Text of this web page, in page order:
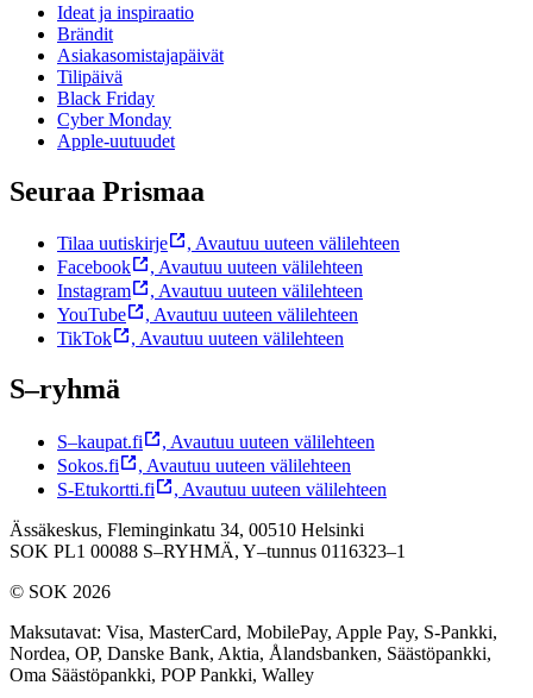
Ideat ja inspiraatio
Brändit
Asiakasomistajapäivät
Tilipäivä
Black Friday
Cyber Monday
Apple-uutuudet
Seuraa Prismaa
Tilaa uutiskirje , Avautuu uuteen välilehteen
Facebook
, Avautuu uuteen välilehteen
Instagram
, Avautuu uuteen välilehteen
YouTube
, Avautuu uuteen välilehteen
TikTok
, Avautuu uuteen välilehteen
S–ryhmä
S–kaupat.fi , Avautuu uuteen välilehteen
Sokos.fi
, Avautuu uuteen välilehteen
S-Etukortti.fi
, Avautuu uuteen välilehteen
Ässäkeskus, Fleminginkatu 34, 00510 Helsinki
SOK PL1 00088 S–RYHMÄ, Y–tunnus 0116323–1
© SOK 2026
Maksutavat: Visa, MasterCard, MobilePay, Apple Pay, S-Pankki,
Nordea, OP, Danske Bank, Aktia, Ålandsbanken, Säästöpankki,
Oma Säästöpankki, POP Pankki, Walley